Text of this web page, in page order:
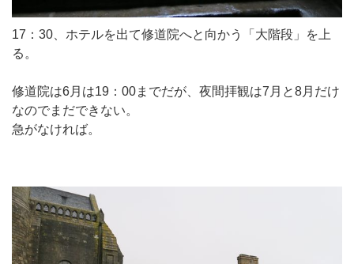
17：30、ホテルを出て修道院へと向かう「大階段」を上
る。
修道院は6月は19：00までだが、夜間拝観は7月と8月だけ
なのでまだできない。
急がなければ。